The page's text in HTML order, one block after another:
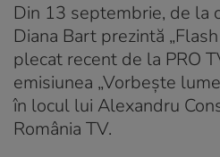
Din 13 septembrie, de la
Diana Bart prezintă
plecat recent de la PRO
emisiunea „Vorbește
în locul lui Alexandru
România TV.